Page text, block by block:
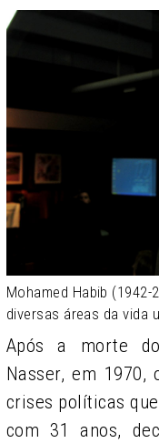
Mohamed Habib
diversas áreas da vida
Após a morte
Nasser, em
crises políticas
com 31 anos,